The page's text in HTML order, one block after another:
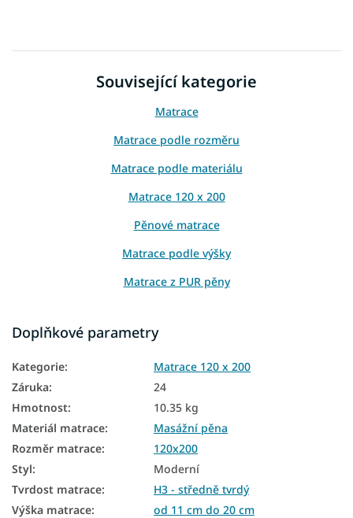
Související kategorie
Matrace
Matrace podle rozměru
Matrace podle materiálu
Matrace 120 x 200
Pěnové matrace
Matrace podle výšky
Matrace z PUR pěny
Přistýlkové matrace
Podlahové matrace
Oboustranné matrace
Matrace na gauč
Matrace podle tvrdosti
Zónové matrace
Doplňkové parametry
Kategorie:
Matrace 120 x 200
Záruka:
24
Hmotnost:
10.35 kg
Materiál matrace:
Masážní pěna
Rozměr matrace:
120x200
Styl:
Moderní
Tvrdost matrace:
H3 - středně tvrdý
Výška matrace:
od 11 cm do 20 cm